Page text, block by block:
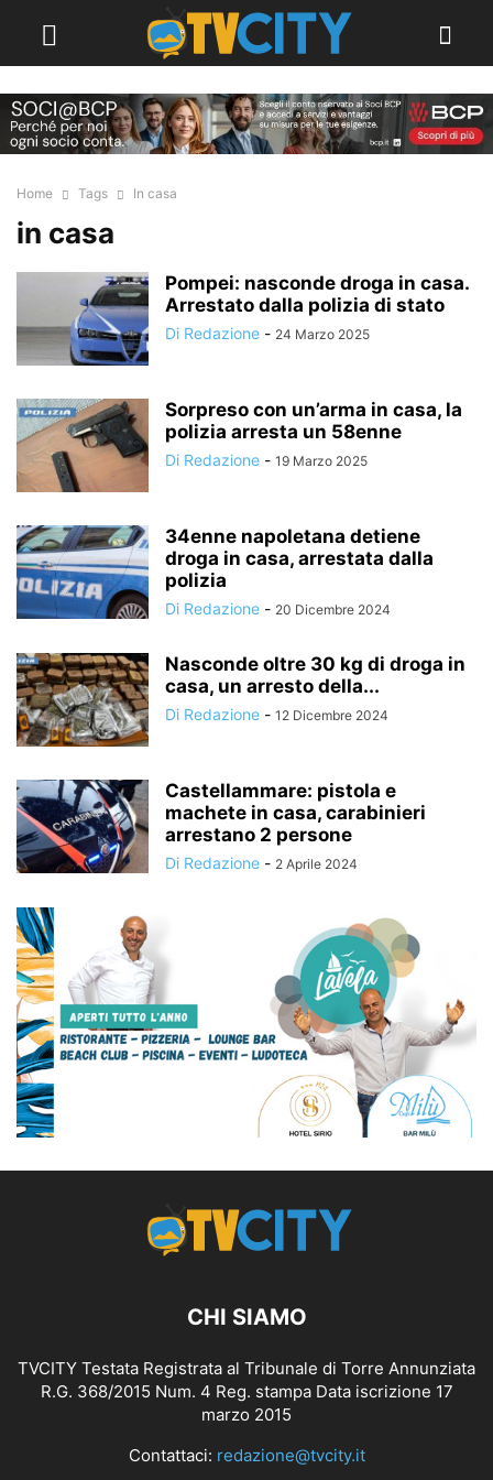
Home Tags In casa
in casa
Pompei: nasconde droga in casa.
Arrestato dalla polizia di stato
Di Redazione - 24 Marzo 2025
Sorpreso con un’arma in casa, la
polizia arresta un 58enne
Di Redazione - 19 Marzo 2025
34enne napoletana detiene
droga in casa, arrestata dalla
polizia
Di Redazione - 20 Dicembre 2024
Nasconde oltre 30 kg di droga in
casa, un arresto della...
Di Redazione - 12 Dicembre 2024
Castellammare: pistola e
machete in casa, carabinieri
arrestano 2 persone
Di Redazione - 2 Aprile 2024
CHI SIAMO
TVCITY Testata Registrata al Tribunale di Torre Annunziata
R.G. 368/2015 Num. 4 Reg. stampa Data iscrizione 17
marzo 2015
Contattaci: redazione@tvcity.it